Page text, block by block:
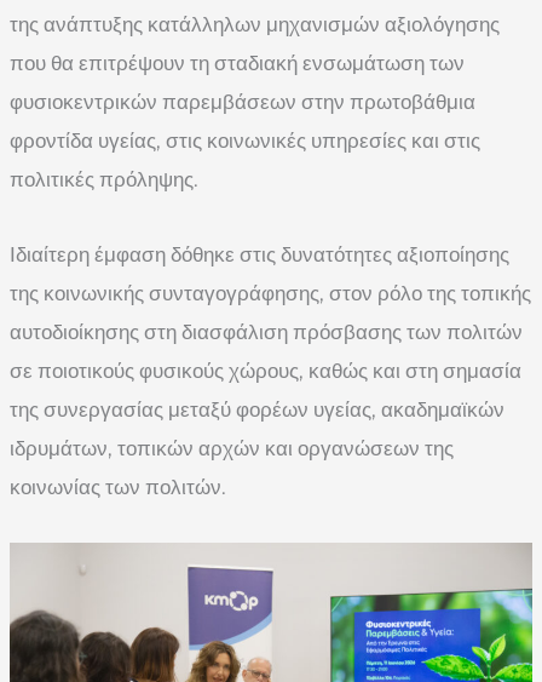
της ανάπτυξης κατάλληλων μηχανισμών αξιολόγησης
που θα επιτρέψουν τη σταδιακή ενσωμάτωση των
φυσιοκεντρικών παρεμβάσεων στην πρωτοβάθμια
φροντίδα υγείας, στις κοινωνικές υπηρεσίες και στις
πολιτικές πρόληψης.
Ιδιαίτερη έμφαση δόθηκε στις δυνατότητες αξιοποίησης
της κοινωνικής συνταγογράφησης, στον ρόλο της τοπικής
αυτοδιοίκησης στη διασφάλιση πρόσβασης των πολιτών
σε ποιοτικούς φυσικούς χώρους, καθώς και στη σημασία
της συνεργασίας μεταξύ φορέων υγείας, ακαδημαϊκών
ιδρυμάτων, τοπικών αρχών και οργανώσεων της
κοινωνίας των πολιτών.